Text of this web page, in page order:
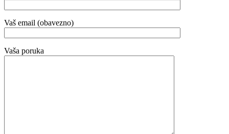
Vaš email (obavezno)
Vaša poruka